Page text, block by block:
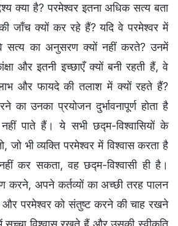
क्या है? परमेश्वर इतना अधिक सत्य बता
जाँच क्यों कर रहे हैं? यदि वे परमेश्वर में
सत्य का अनुसरण क्यों नहीं करते? उनमें
और इतनी इच्छाएँ क्यों बनी रहती हैं, वे
और फायदे की तलाश में क्यों रहते हैं?
का उनका प्रयोजन दुर्भावनापूर्ण होता है
पाते हैं। ये सभी छद्म-विश्वासियों के
जो भी व्यक्ति परमेश्वर में विश्वास करता है
कर सकता, वह छद्म-विश्वासी ही है।
अपने कर्तव्यों का अच्छी तरह पालन
परमेश्वर को संतुष्ट करने की चाह रखने